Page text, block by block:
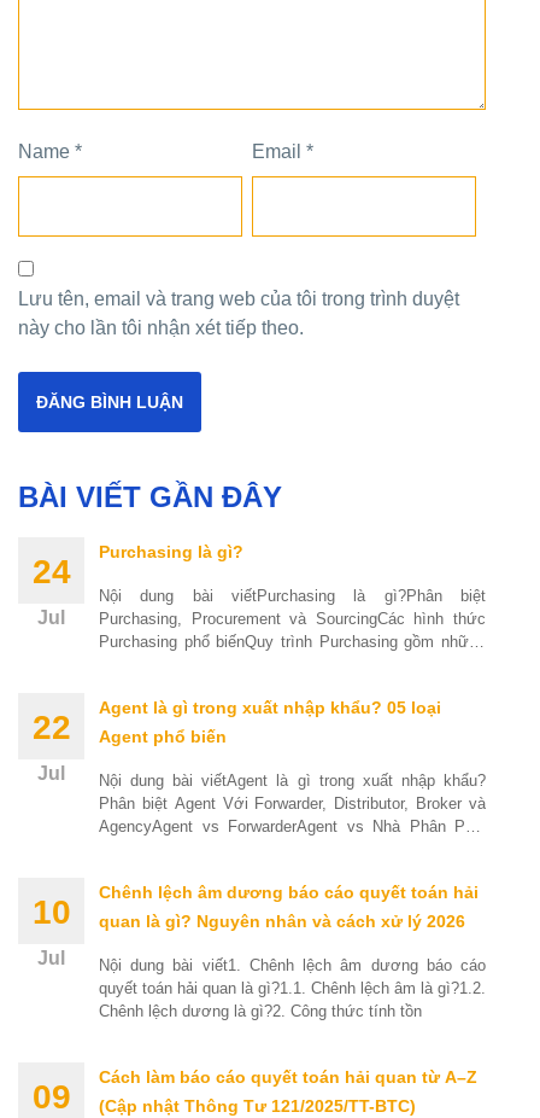
Name * Email *
Lưu tên, email và trang web của tôi trong trình duyệt
này cho lần tôi nhận xét tiếp theo.
BÀI VIẾT GẦN ĐÂY
24
Jul
Purchasing là gì?
Nội dung bài viếtPurchasing là gì?Phân biệt
Purchasing, Procurement và SourcingCác hình thức
Purchasing phổ biếnQuy trình Purchasing gồm những
22
Jul
Agent là gì trong xuất nhập khẩu? 05 loại
Agent phổ biến
Nội dung bài viếtAgent là gì trong xuất nhập khẩu?
Phân biệt Agent Với Forwarder, Distributor, Broker và
AgencyAgent vs ForwarderAgent vs Nhà Phân Phối
10
Jul
Chênh lệch âm dương báo cáo quyết toán hải
quan là gì? Nguyên nhân và cách xử lý 2026
Nội dung bài viết1. Chênh lệch âm dương báo cáo
quyết toán hải quan là gì?1.1. Chênh lệch âm là gì?1.2.
Chênh lệch dương là gì?2. Công thức tính tồn
09
Cách làm báo cáo quyết toán hải quan từ A–Z
(Cập nhật Thông Tư 121/2025/TT-BTC)